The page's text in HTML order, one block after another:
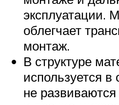
эксплуатации.
облегчает
монтаж.
В структуре
используется в
не